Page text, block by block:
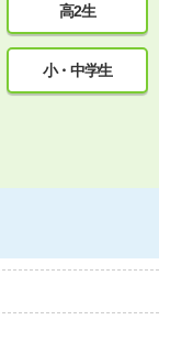
高2生
小・中学生